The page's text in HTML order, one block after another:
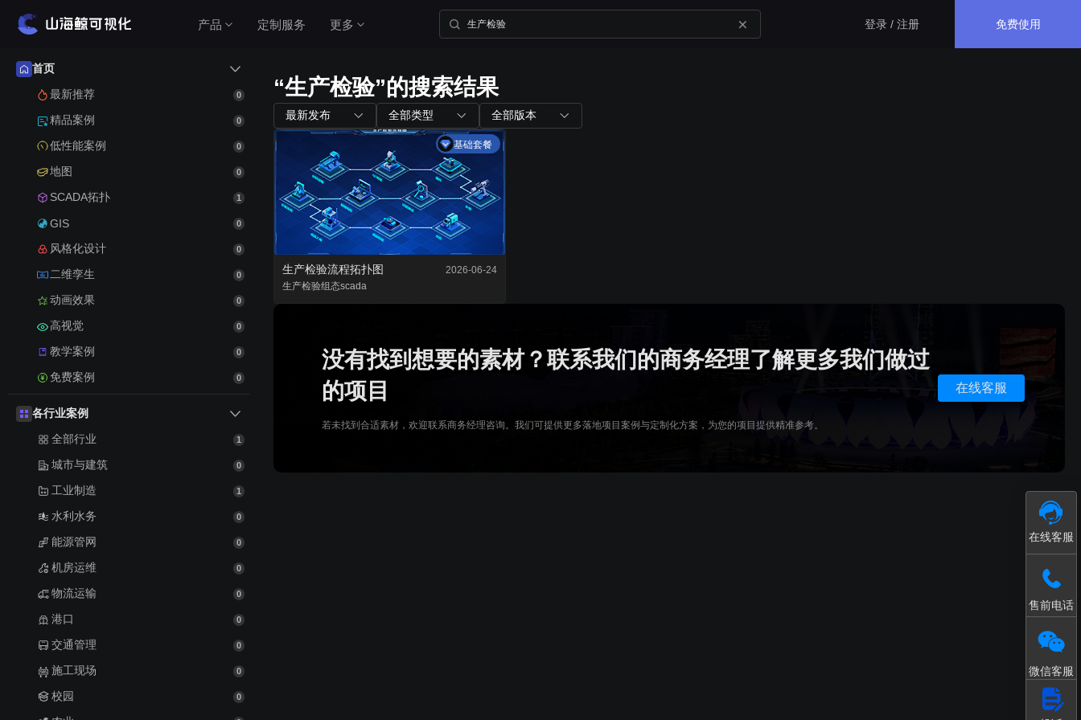
产品
产品介绍
山海鲸围绕数据可视化打造了整套产品矩阵，实
现从3D数字孪生到数据报表，从产品到服务的一
站式用户体验。
查看价格
无需安装，随时随地打开即可使用
私有云（软件下载）
数据模型均在本地，安全可控
内置组件
图表组件
200+ 主流图表全支持
三维孪生
内置3D渲染引擎
资产库 数据管家 轻装3D
模型轻量化处理工具
定制服务 更多 登录 / 注册 免费使用
在线客服
售前电话
微信客服
首页
最新推荐
0
精品案例 0
低性能案例 0
地图 0
SCADA拓扑 1
GIS 0
风格化设计 0
二维孪生 0
动画效果 0
高视觉 0
教学案例 0
免费案例 0
各行业案例
全部行业
1
城市与建筑 0
工业制造 1
水利水务 0
能源管网 0
机房运维 0
物流运输 0
港口 0
交通管理 0
施工现场 0
校园 0
“生产检验”的搜索结果
最新发布 全部类型 全部版本
基础套餐
生产检验流程拓扑图
2026-06-24
生产检验组态scada
没有找到想要的素材？联系我们的商务经理了解更多我们做过
的项目
若未找到合适素材，欢迎联系商务经理咨询。我们可提供更多落地项目案例与定制化方案，为您的项目提供精准参考。
在线客服